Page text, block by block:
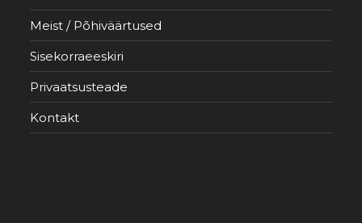
Meist / Põhiväärtused
Sisekorraeeskiri
Privaatsusteade
Kontakt